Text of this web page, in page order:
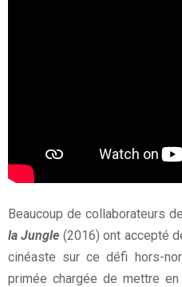
Beaucoup de collaborateurs de
la Jungle (2016) ont accepté
cinéaste sur ce défi hors-
primée chargée de mettre